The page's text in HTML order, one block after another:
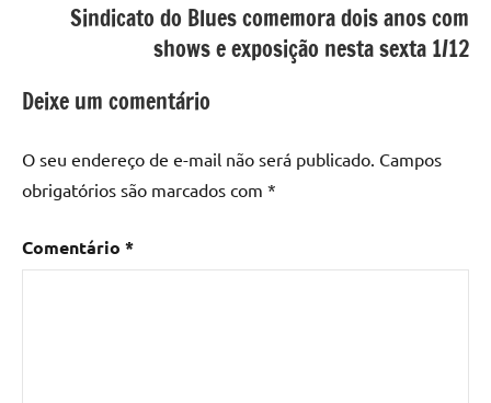
Sindicato do Blues comemora dois anos com
shows e exposição nesta sexta 1/12
Deixe um comentário
O seu endereço de e-mail não será publicado. Campos
obrigatórios são marcados com *
Comentário *